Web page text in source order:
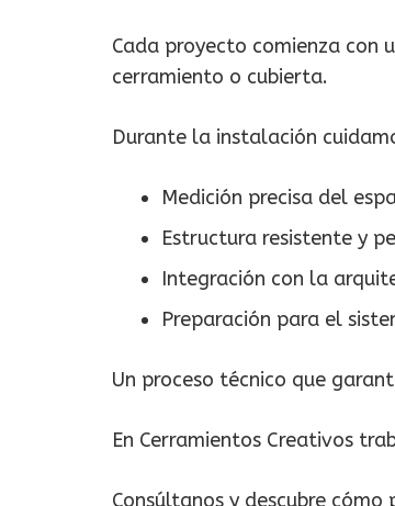
Cada proyecto comienza con
cerramiento o cubierta.
Durante la instalación
Medición precisa del
Estructura resistente y
Integración con la
Preparación para el
Un proceso técnico que
En Cerramientos Creativos
Consúltanos y descubre